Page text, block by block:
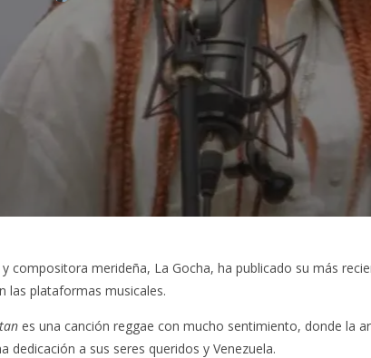
compositora merideña, La Gocha, ha publicado su más
las plataformas musicales.
es una canción reggae con mucho sentimiento, donde la
dedicación a sus seres queridos y Venezuela.